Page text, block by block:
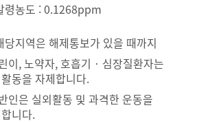
농도 : 0.1268ppm
지역은 해제통보가 있을 때까지
이, 노약자, 호흡기‧심장질환자는
동을 자제합니다.
인은 실외활동 및 과격한 운동을
니다.